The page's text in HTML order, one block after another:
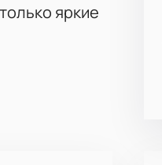
яркие